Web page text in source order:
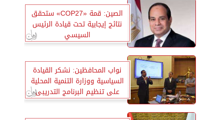
الصين: قمة «COP27» ستحقق
نتائج إيجابية تحت قيادة الرئيس
السيسي
نواب المحافظين: نشكر القيادة
السياسية ووزارة التنمية المحلية
على تنظيم البرنامج التدريبى